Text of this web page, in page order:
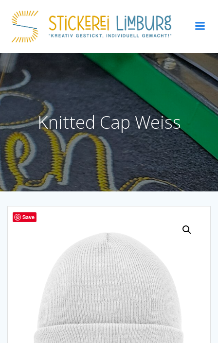
Inhalt
springen
Knitted Cap Weiss
Save